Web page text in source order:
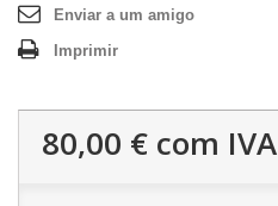
Enviar a um amigo
Imprimir
80,00 € com IVA